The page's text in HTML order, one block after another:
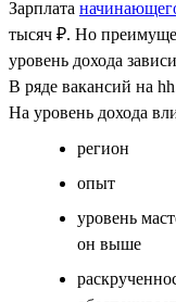
Зарплата
тысяч ₽. Но
уровень дохода
В ряде вакансий на
На уровень дохода
регион
опыт
уровень
он выше